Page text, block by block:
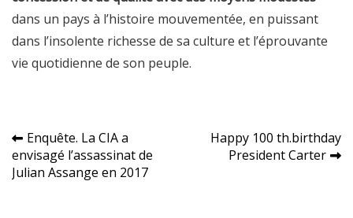
dans un pays à l’histoire mouvementée, en puissant
dans l’insolente richesse de sa culture et l’éprouvante
vie quotidienne de son peuple.
Navigation
de
Enquête. La CIA a
envisagé l’assassinat de
Julian Assange en 2017
Happy 100 th.birthday
President Carter